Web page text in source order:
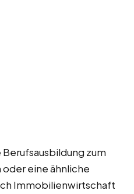
zum
eine ähnliche
Immobilienwirtschaft